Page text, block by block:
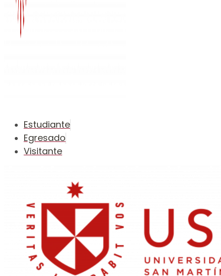
Estudiante
Egresado
Visitante